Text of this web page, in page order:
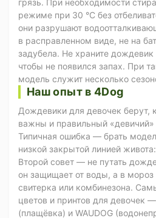
грязь. При необходимости
режиме при 30 °C без
они разрушают
в расправленном виде, не на
задубела. Не храните
чтобы не появился запах. При
модель служит несколько
Наш опыт в 4Dog
Дождевики для девочек берут,
важны и правильный
Типичная ошибка — брать
низкой закрытой линией
Второй совет — не путать
он защищает от воды, а в мороз
свитерка или комбинезона.
цветов и принтов для девочек
(плащёвка) и WAUDOG